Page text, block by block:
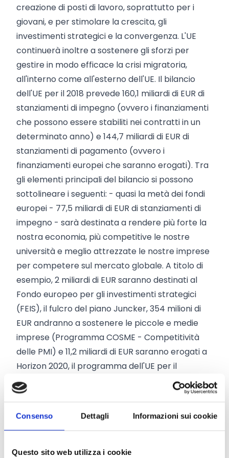
Consenso Dettagli Informazioni sui cookie
Questo sito web utilizza i cookie
creazione di posti di lavoro, soprattutto per i
giovani, e per stimolare la crescita, gli
investimenti strategici e la convergenza. L'UE
continuerà inoltre a sostenere gli sforzi per
gestire in modo efficace la crisi migratoria,
all'interno come all'esterno dell'UE. Il bilancio
dell'UE per il 2018 prevede 160,1 miliardi di EUR di
stanziamenti di impegno (ovvero i finanziamenti
che possono essere stabiliti nei contratti in un
determinato anno) e 144,7 miliardi di EUR di
stanziamenti di pagamento (ovvero i
finanziamenti europei che saranno erogati). Tra
gli elementi principali del bilancio si possono
sottolineare i seguenti: - quasi la metà dei fondi
europei - 77,5 miliardi di EUR di stanziamenti di
impegno - sarà destinata a rendere più forte la
nostra economia, più competitive le nostre
università e meglio attrezzate le nostre imprese
per competere sul mercato globale. A titolo di
esempio, 2 miliardi di EUR saranno destinati al
Fondo europeo per gli investimenti strategici
(FEIS), il fulcro del piano Juncker, 354 milioni di
EUR andranno a sostenere le piccole e medie
imprese (Programma COSME - Competitività
delle PMI) e 11,2 miliardi di EUR saranno erogati a
Horizon 2020, il programma dell'UE per il
finanziamento della ricerca e dell'innovazione.
Un totale di 55,5 miliardi di EUR sarà destinato a
lavoro e a favorire la convergenza in tutti gli
strutturali e d'investimento europei (Fondi SIE). -